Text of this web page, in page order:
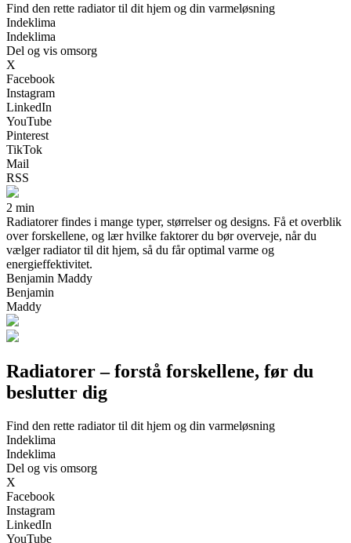
Find den rette radiator til dit hjem og din varmeløsning
Indeklima
Indeklima
Del og vis omsorg
X
Facebook
Instagram
LinkedIn
YouTube
Pinterest
TikTok
Mail
RSS
2 min
Radiatorer findes i mange typer, størrelser og designs. Få et overblik
over forskellene, og lær hvilke faktorer du bør overveje, når du
vælger radiator til dit hjem, så du får optimal varme og
energieffektivitet.
Benjamin Maddy
Benjamin
Maddy
Radiatorer – forstå forskellene, før du
beslutter dig
Find den rette radiator til dit hjem og din varmeløsning
Indeklima
Indeklima
Del og vis omsorg
X
Facebook
Instagram
LinkedIn
YouTube